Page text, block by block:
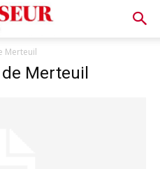
Merteuil
Merteuil